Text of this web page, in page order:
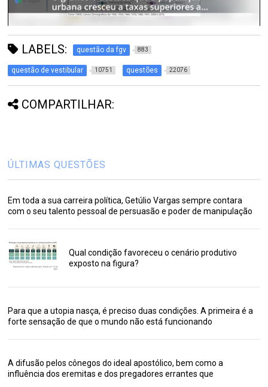
LABELS: questão da fgv 883
questão de vestibular 10751 questões 22076
COMPARTILHAR:
ÚLTIMAS QUESTÕES
Em toda a sua carreira política, Getúlio Vargas sempre contara
com o seu talento pessoal de persuasão e poder de manipulação
Qual condição favoreceu o cenário produtivo
exposto na figura?
Para que a utopia nasça, é preciso duas condições. A primeira é a
forte sensação de que o mundo não está funcionando
A difusão pelos cônegos do ideal apostólico, bem como a
influência dos eremitas e dos pregadores errantes que